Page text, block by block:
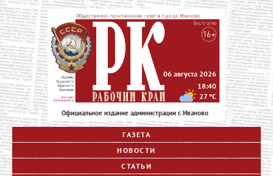
Официальное издание администрации г. Иваново
06 августа 2026
18:40
27 °C
ГАЗЕТА
НОВОСТИ
СТАТЬИ